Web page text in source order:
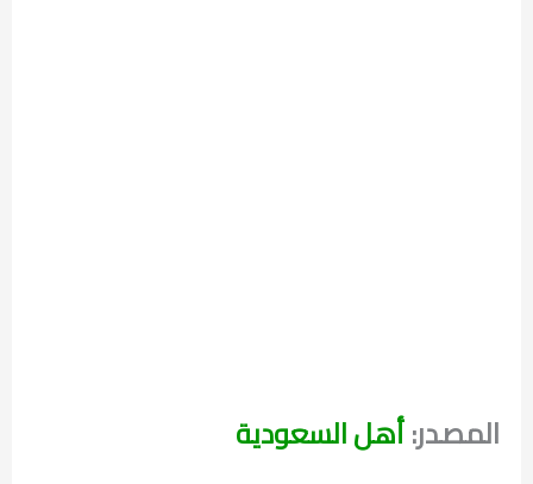
المصدر:أهل السعودية